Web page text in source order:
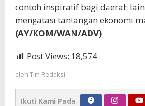
contoh inspiratif bagi daerah
mengatasi tantangan ekonomi
(AY/KOM/WAN/ADV)
Post Views: 18,574
oleh Tim Redaksi
Ikuti Kami Pada